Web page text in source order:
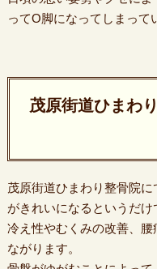
ってO脚になってしまって
茂原街道ひまわ
茂原街道ひまわり整骨院
がきれいになるというだけ
冷え性やむくみの改善、
ながります。